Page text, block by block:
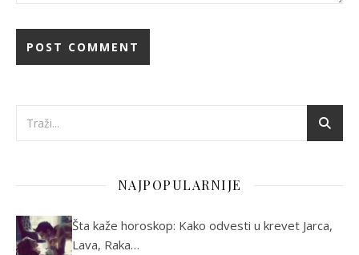
NAJPOPULARNIJE
Šta kaže horoskop: Kako odvesti u krevet Jarca,
Lava, Raka…